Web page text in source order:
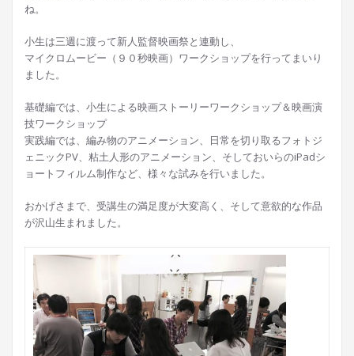
ね。
小生は三週に渡って新人監督映画祭と連動し、
マイクロムービー（９０秒映画）ワークショップを行ってまいり
ました。
基礎編では、小生による映画ストーリーワークショップ＆映画演
技ワークショップ
実践編では、編み物のアニメーション、日常を切り取るフォトジ
ェニックPV、粘土人形のアニメーション、そしておいらのiPadシ
ョートフィルム制作など、様々な試みを行いました。
おかげさまで、受講生の満足度が大変高く、そして意欲的な作品
が沢山生まれました。